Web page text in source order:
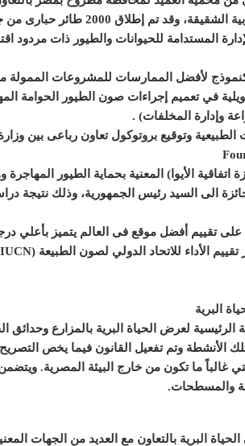
الدولي للحفاظ على الحباري بدولة الامارات
المستدامة للحيوانات والطيور ذات مردود
لأفضل الممارسات للمشروعات الممولة
ناجحة وتحويلية في تعميم إجراءات صون الطيور
وإدارة المخلفات) .
وتوقيع بروتوكول تعاون رباعى بين
الأيوا) المعنية بحماية الطيور المهاجرة
الى السيد رئيس الجمهورية، وذلك نتيجة
تقييم أفضل موقع فى العالم يتميز بأعلي
البرية
لعرض الحياة البرية بالمزارع وحدائق
الأنشطة وتم تفعيل القانون فيما يخص
غالباً ما تكون من خارج البيئة المصرية.
والمسطحات.
البرية بالتعاون مع العديد من الجهات